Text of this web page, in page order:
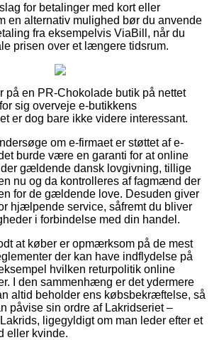
for betalinger med kort eller
en alternativ mulighed bør du anvende
fra eksempelvis ViaBill, når du
prisen over et længere tidsrum.
på en PR-Chokolade butik på nettet
sig overveje e-butikkens
er dog bare ikke videre interessant.
om e-firmaet er støttet af e-
burde være en garanti for at online
gældende dansk lovgivning, tillige
nu og da kontrolleres af fagmænd der
for de gældende love. Desuden giver
hjælpende service, såfremt du bliver
i forbindelse med din handel.
at køber er opmærksom på de mest
der kan have indflydelse på
hvilken returpolitik online
I den sammenhæng er det ydermere
altid beholder ens købsbekræftelse, så
påvise sin ordre af Lakridseriet –
ligegyldigt om man leder efter et
eller kvinde.